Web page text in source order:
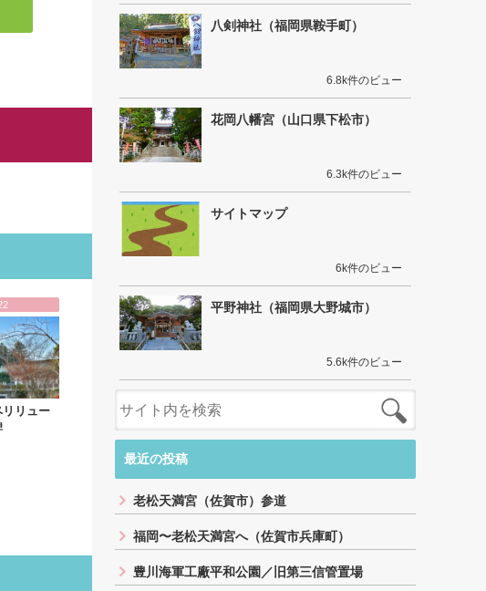
リュー
八剣神社（福岡県鞍手町）
6.8k件のビュー
花岡八幡宮（山口県下松市）
6.3k件のビュー
サイトマップ
6k件のビュー
平野神社（福岡県大野城市）
5.6k件のビュー
最近の投稿
老松天満宮（佐賀市）参道
福岡〜老松天満宮へ（佐賀市兵庫町）
豊川海軍工廠平和公園／旧第三信管置場